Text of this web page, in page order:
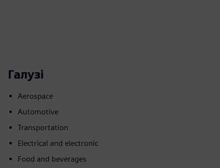
Галузі
Aerospace
Automotive
Transportation
Electrical and electronic
Food and beverages